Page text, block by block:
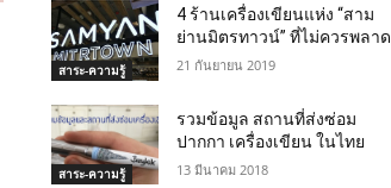
สาระ-ความรู้
4 ร้านเครื่องเขียนแห่ง “สาม
ย่านมิตรทาวน์” ที่ไม่ควรพลาด
21 กันยายน 2019
สาระ-ความรู้
รวมข้อมูล สถานที่ส่งซ่อม
ปากกา เครื่องเขียน ในไทย
13 มีนาคม 2018